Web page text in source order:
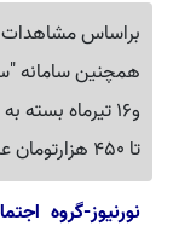
براساس
تا 450 هزارتومان عرضه می شود.
نورنیوز-گروه